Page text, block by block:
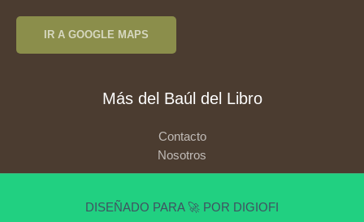
IR A GOOGLE MAPS
Más del Baúl del Libro
Contacto
Nosotros
DISEÑADO PARA 🚀 POR DIGIOFI